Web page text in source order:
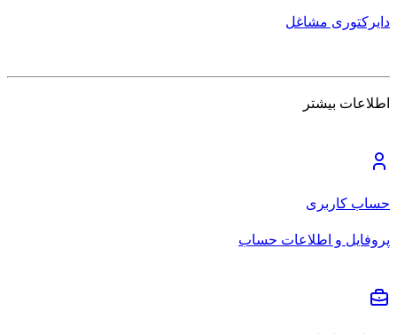
دایرکتوری مشاغل
اطلاعات بیشتر
حساب کاربری
پروفایل و اطلاعات حساب